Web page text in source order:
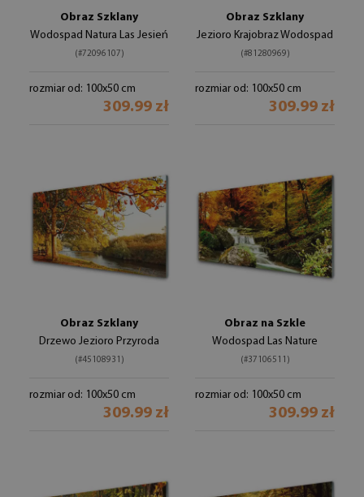
Obraz Szklany
Wodospad Natura Las Jesień
(#72096107)
rozmiar od: 100x50 cm
309.99 zł
Obraz Szklany
Jezioro Krajobraz Wodospad
(#81280969)
rozmiar od: 100x50 cm
309.99 zł
Obraz Szklany
Drzewo Jezioro Przyroda
(#45108931)
rozmiar od: 100x50 cm
309.99 zł
Obraz na Szkle
Wodospad Las Nature
(#37106511)
rozmiar od: 100x50 cm
309.99 zł